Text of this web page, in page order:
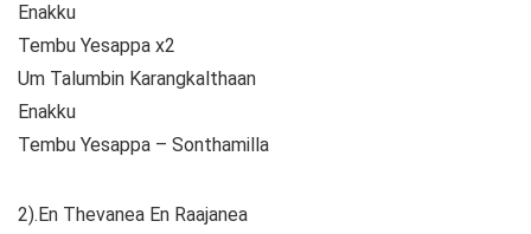
Enakku
Tembu Yesappa x2
Um Talumbin Karangkalthaan
Enakku
Tembu Yesappa – Sonthamilla
2).En Thevanea En Raajanea